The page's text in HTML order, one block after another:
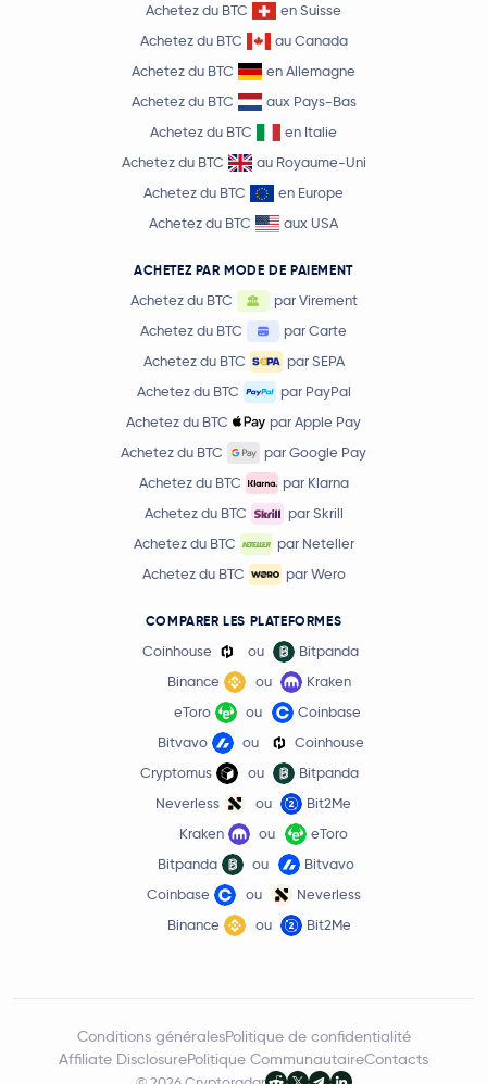
Achetez du BTC
en Suisse
Achetez du BTC
au Canada
Achetez du BTC
en Allemagne
Achetez du BTC
aux Pays-Bas
Achetez du BTC
en Italie
Achetez du BTC
au Royaume-Uni
Achetez du BTC
en Europe
Achetez du BTC
aux USA
ACHETEZ PAR MODE DE PAIEMENT
Achetez du BTC
par Virement
Achetez du BTC
par Carte
Achetez du BTC
par SEPA
Achetez du BTC
par PayPal
Achetez du BTC
par Apple Pay
Achetez du BTC
par Google Pay
Achetez du BTC
par Klarna
Achetez du BTC
par Skrill
Achetez du BTC
par Neteller
Achetez du BTC
par Wero
COMPARER LES PLATEFORMES
Coinhouse ou
Bitpanda
Binance
ou
Kraken
eToro
ou
Coinbase
Bitvavo
ou
Coinhouse
Cryptomus
ou
Bitpanda
Neverless
ou
Bit2Me
Kraken
ou
eToro
Bitpanda
ou
Bitvavo
Coinbase
ou
Neverless
Binance
ou Bit2Me
Conditions généralesPolitique de confidentialité
Affiliate DisclosurePolitique CommunautaireContacts